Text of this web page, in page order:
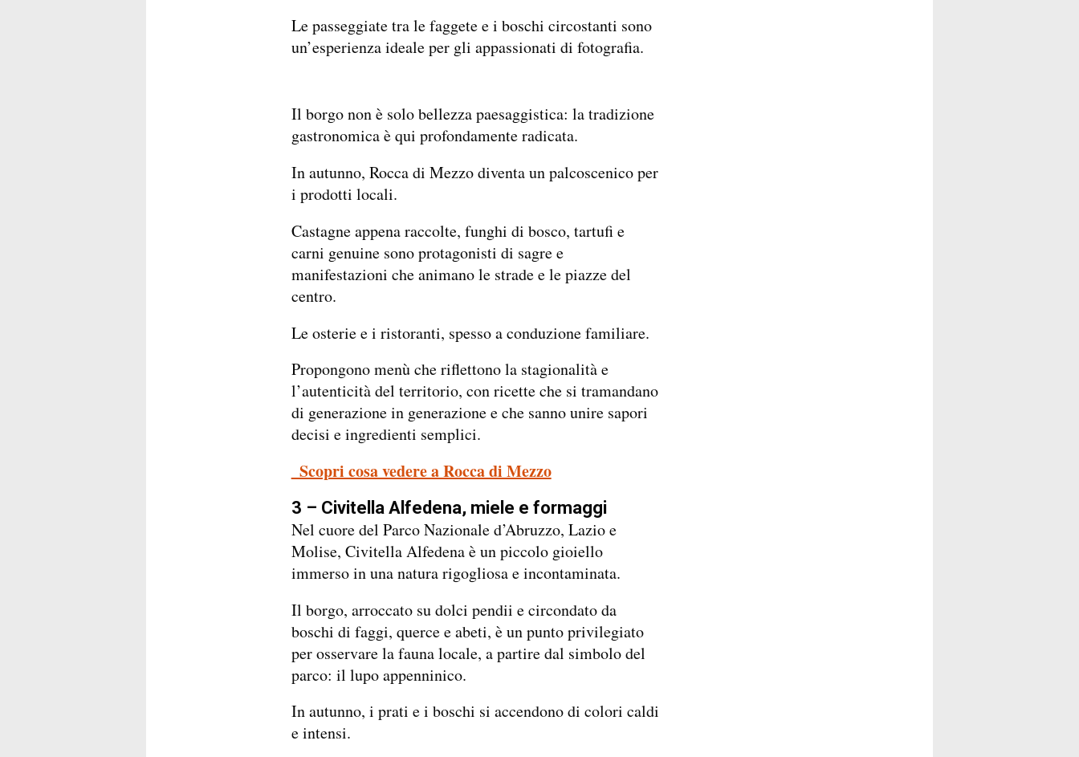
Le passeggiate tra le faggete e i boschi circostanti sono
un’esperienza ideale per gli appassionati di fotografia.
Il borgo non è solo bellezza paesaggistica: la tradizione
gastronomica è qui profondamente radicata.
In autunno, Rocca di Mezzo diventa un palcoscenico per
i prodotti locali.
Castagne appena raccolte, funghi di bosco, tartufi e
carni genuine sono protagonisti di sagre e
manifestazioni che animano le strade e le piazze del
centro.
Le osterie e i ristoranti, spesso a conduzione familiare.
Propongono menù che riflettono la stagionalità e
l’autenticità del territorio, con ricette che si tramandano
di generazione in generazione e che sanno unire sapori
decisi e ingredienti semplici.
_Scopri cosa vedere a Rocca di Mezzo
3 – Civitella Alfedena, miele e formaggi
Nel cuore del Parco Nazionale d’Abruzzo, Lazio e
Molise, Civitella Alfedena è un piccolo gioiello
immerso in una natura rigogliosa e incontaminata.
Il borgo, arroccato su dolci pendii e circondato da
boschi di faggi, querce e abeti, è un punto privilegiato
per osservare la fauna locale, a partire dal simbolo del
parco: il lupo appenninico.
In autunno, i prati e i boschi si accendono di colori caldi
e intensi.